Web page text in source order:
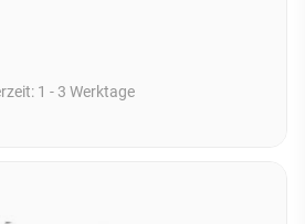
1 - 3 Werktage